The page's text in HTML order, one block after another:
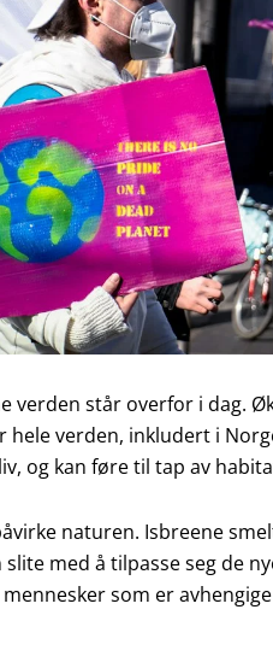
verden står overfor i dag.
verden, inkludert i
og kan føre til tap av
naturen. Isbreene
med å tilpasse seg de
som er